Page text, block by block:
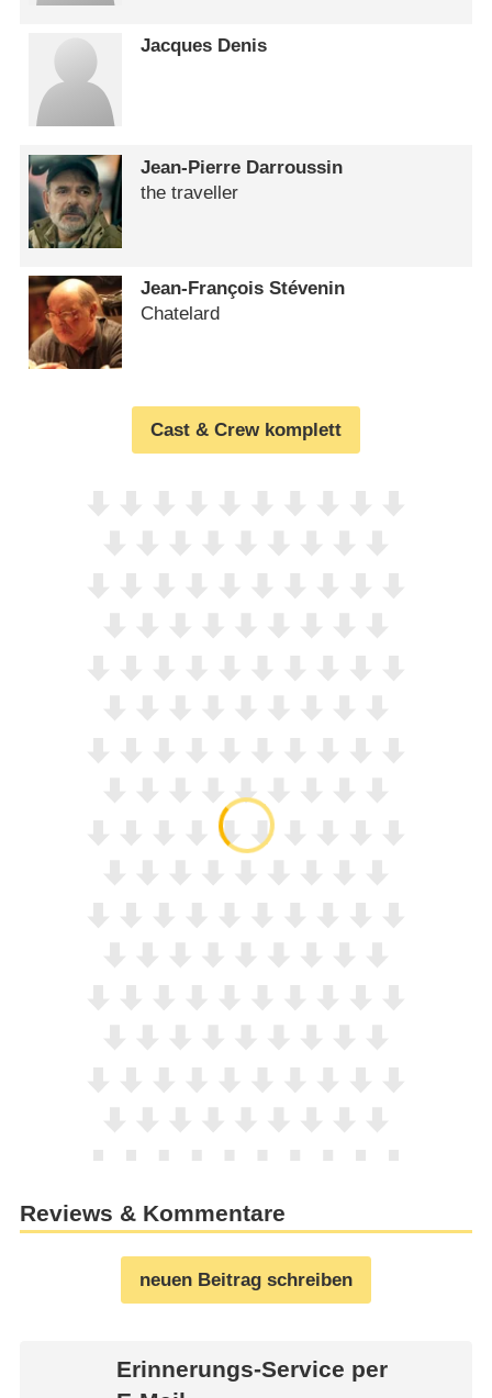
Jacques Denis
Jean-Pierre Darroussin
the traveller
Jean-François Stévenin
Chatelard
Cast & Crew komplett
Reviews & Kommentare
neuen Beitrag schreiben
Erinnerungs-Service per